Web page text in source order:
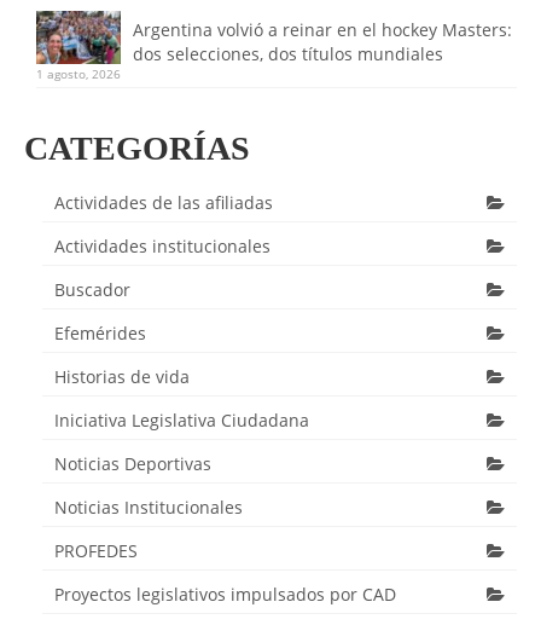
Argentina volvió a reinar en el hockey Masters:
dos selecciones, dos títulos mundiales
1 agosto, 2026
CATEGORÍAS
Actividades de las afiliadas
Actividades institucionales
Buscador
Efemérides
Historias de vida
Iniciativa Legislativa Ciudadana
Noticias Deportivas
Noticias Institucionales
PROFEDES
Proyectos legislativos impulsados por CAD